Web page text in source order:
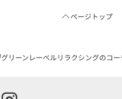
ページトップ
グリーンレーベルリラクシングのコ